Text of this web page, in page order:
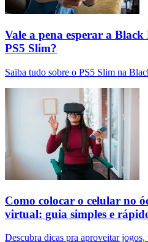
Vale a pena esperar a
PS5 Slim?
Saiba tudo sobre o PS5 Slim na
Como colocar o celular no
virtual: guia simples e
Descubra dicas pra aproveitar